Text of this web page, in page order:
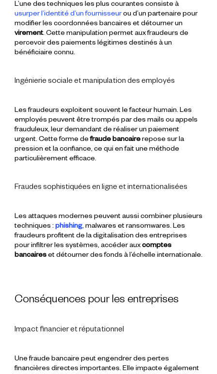
L’une des techniques les plus courantes consiste à
usurper l’identité d’un fournisseurou d’un partenaire pour
modifier les coordonnées bancaires et détourner un
virement. Cette manipulation permet aux fraudeurs de
percevoir des paiements légitimes destinés à un
bénéficiaire connu.
Ingénierie sociale et manipulation des employés
Les fraudeurs exploitent souvent le facteur humain. Les
employés peuvent être trompés par des mails ou appels
frauduleux, leur demandant de réaliser un paiement
urgent. Cette forme defraude bancairerepose sur la
pression et la confiance, ce qui en fait une méthode
particulièrement efficace.
Fraudes sophistiquées en ligne et internationalisées
Les attaques modernes peuvent aussi combiner plusieurs
techniques : phishing, malwares et ransomwares. Les
fraudeurs profitent de la digitalisation des entreprises
pour infiltrer les systèmes, accéder auxcomptes
bancaireset détourner des fonds à l’échelle internationale.
Conséquences pour les entreprises
Impact financier et réputationnel
Une fraude bancaire peut engendrer des pertes
financières directes importantes. Elle impacte également